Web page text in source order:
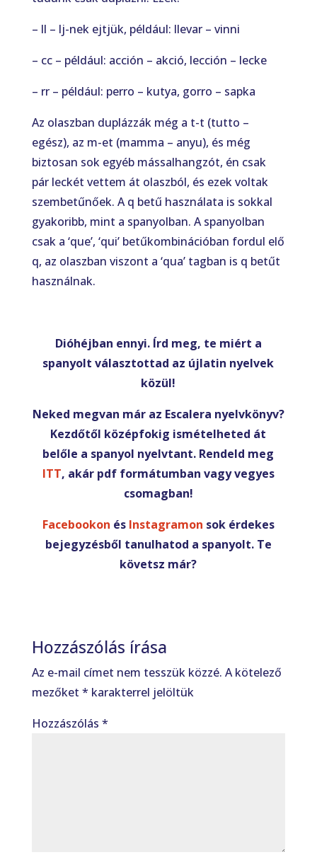
– ll – lj-nek ejtjük, például: llevar – vinni
– cc – például: acción – akció, lección – lecke
– rr – például: perro – kutya, gorro – sapka
Az olaszban duplázzák még a t-t (tutto –
egész), az m-et (mamma – anyu), és még
biztosan sok egyéb mássalhangzót, én csak
pár leckét vettem át olaszból, és ezek voltak
szembetűnőek. A q betű használata is sokkal
gyakoribb, mint a spanyolban. A spanyolban
csak a ‘que’, ‘qui’ betűkombinációban fordul elő
q, az olaszban viszont a ‘qua’ tagban is q betűt
használnak.
Dióhéjban ennyi. Írd meg, te miért a
spanyolt választottad az újlatin nyelvek
közül!
Neked megvan már az Escalera nyelvkönyv?
Kezdőtől középfokig ismételheted át
belőle a spanyol nyelvtant. Rendeld meg
ITT, akár pdf formátumban vagy vegyes
csomagban!
Facebookon és Instagramon sok érdekes
bejegyzésből tanulhatod a spanyolt. Te
követsz már?
Hozzászólás írása
Az e-mail címet nem tesszük közzé. A kötelező
mezőket * karakterrel jelöltük
Hozzászólás *